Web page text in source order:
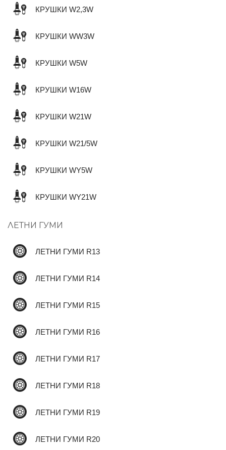
КРУШКИ W2,3W
КРУШКИ WW3W
КРУШКИ W5W
КРУШКИ W16W
КРУШКИ W21W
КРУШКИ W21/5W
КРУШКИ WY5W
КРУШКИ WY21W
ЛЕТНИ ГУМИ
ЛЕТНИ ГУМИ R13
ЛЕТНИ ГУМИ R14
ЛЕТНИ ГУМИ R15
ЛЕТНИ ГУМИ R16
ЛЕТНИ ГУМИ R17
ЛЕТНИ ГУМИ R18
ЛЕТНИ ГУМИ R19
ЛЕТНИ ГУМИ R20